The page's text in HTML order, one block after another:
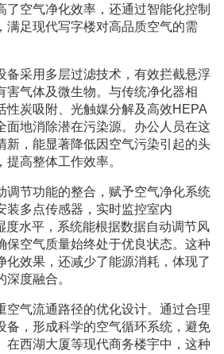
了空气净化效率，还通过智能化控制
满足现代写字楼对高品质空气的需
备采用多层过滤技术，有效拦截悬浮
害气体及微生物。与传统净化器相
性炭吸附、光触媒分解及高效HEPA
面地消除潜在污染源。办公人员在这
新，能显著降低因空气污染引起的头
高整体工作效率。
调节功能的整合，赋予空气净化系统
装多点传感器，实时监控室内
度水平，系统能根据数据自动调节风
保空气质量始终处于优良状态。这种
化效果，还减少了能源消耗，体现了
度融合。
空气流通路径的优化设计。通过合理
备，形成科学的空气循环系统，避免
在西湖大厦等现代商务楼宇中，这种